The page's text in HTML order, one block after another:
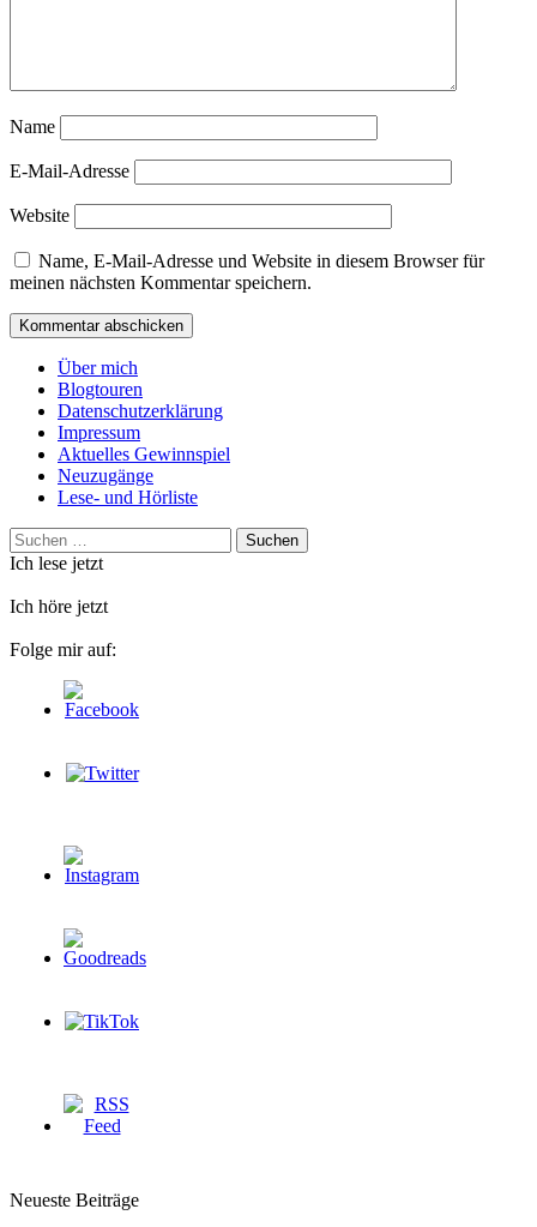
Name
E-Mail-Adresse
Website
Name, E-Mail-Adresse und Website in diesem Browser für
meinen nächsten Kommentar speichern.
Über mich
Blogtouren
Datenschutzerklärung
Impressum
Aktuelles Gewinnspiel
Neuzugänge
Lese- und Hörliste
Suchen
nach:
Ich lese jetzt
Ich höre jetzt
Folge mir auf:
Neueste Beiträge